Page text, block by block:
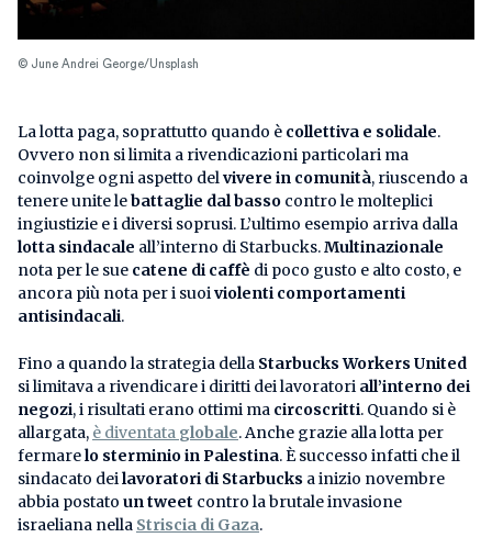
© June Andrei George/Unsplash
La lotta paga, soprattutto quando è collettiva e solidale.
Ovvero non si limita a rivendicazioni particolari ma
coinvolge ogni aspetto delvivere in comunità, riuscendo a
tenere unite lebattaglie dal basso contro le molteplici
ingiustizie e i diversi soprusi. L’ultimo esempio arriva dalla
lotta sindacale all’interno di Starbucks.Multinazionale
nota per le sue catene di caffè di poco gusto e alto costo, e
ancora più nota per i suoiviolenti comportamenti
antisindacali.
Fino a quando la strategia della Starbucks Workers United
si limitava a rivendicare i diritti dei lavoratori all’interno dei
negozi, i risultati erano ottimi ma circoscritti. Quando si è
allargata, è diventata globale. Anche grazie alla lotta per
fermarelo sterminio in Palestina. È successo infatti che il
sindacato deilavoratori di Starbucks a inizio novembre
abbia postato un tweet contro la brutale invasione
israeliana nella Striscia di Gaza.